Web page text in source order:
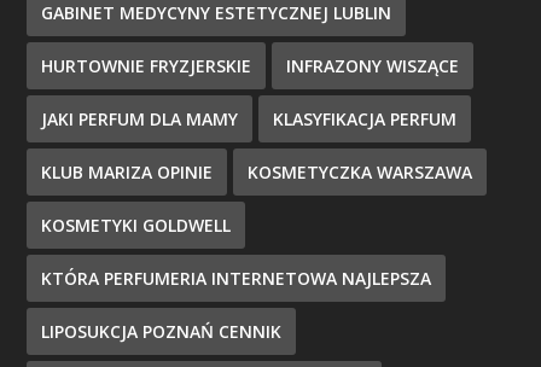
GABINET MEDYCYNY ESTETYCZNEJ LUBLIN
HURTOWNIE FRYZJERSKIE INFRAZONY WISZĄCE
JAKI PERFUM DLA MAMY KLASYFIKACJA PERFUM
KLUB MARIZA OPINIE KOSMETYCZKA WARSZAWA
KOSMETYKI GOLDWELL
KTÓRA PERFUMERIA INTERNETOWA NAJLEPSZA
LIPOSUKCJA POZNAŃ CENNIK